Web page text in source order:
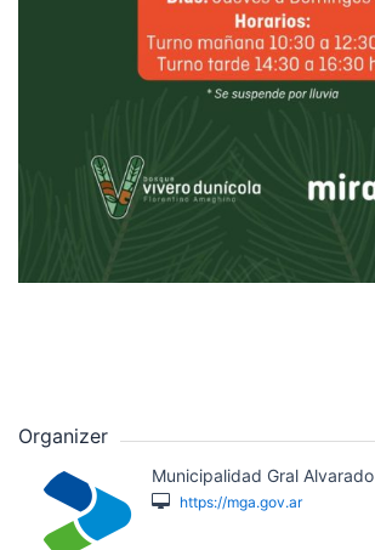
Organizer
Municipalidad Gral Alvarado
https://mga.gov.ar